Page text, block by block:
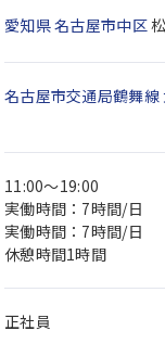
愛知県名古屋市中区
名古屋市交通局鶴舞線
11:00～19:00
実働時間：7時間/日
実働時間：7時間/日
休憩時間1時間
正社員